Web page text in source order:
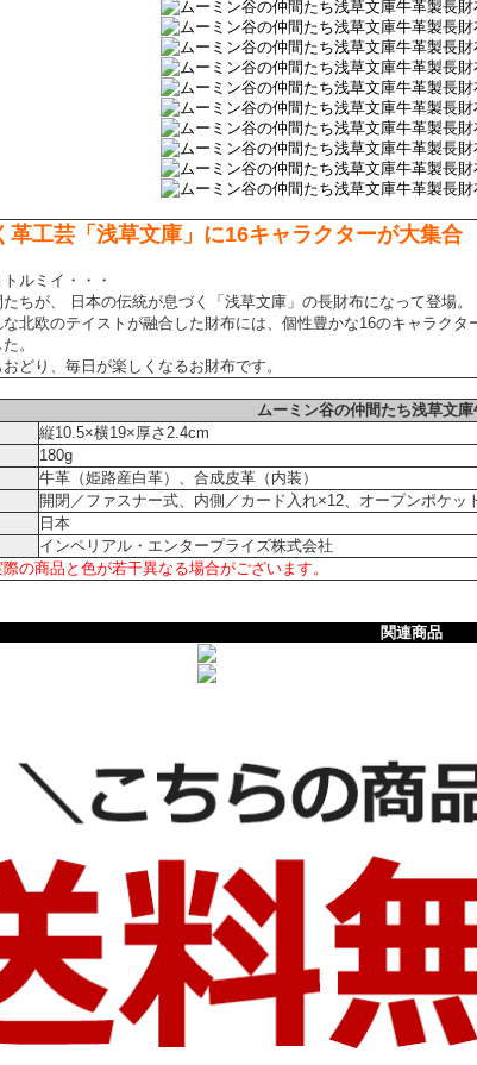
革工芸「浅草文庫」に16キャラクターが大集合
ルミイ・・・
ちが、 日本の伝統が息づく「浅草文庫」の長財布になって登場。
北欧のテイストが融合した財布には、個性豊かな16のキャラクタ
。
どり、毎日が楽しくなるお財布です。
ムーミン谷の仲間たち浅草文
縦10.5×横19×厚さ2.4cm
180g
牛革（姫路産白革）、合成皮革（内装）
開閉／ファスナー式、内側／カード入れ×12、オープンポケ
日本
インペリアル・エンタープライズ株式会社
の商品と色が若干異なる場合がございます。
関連商品